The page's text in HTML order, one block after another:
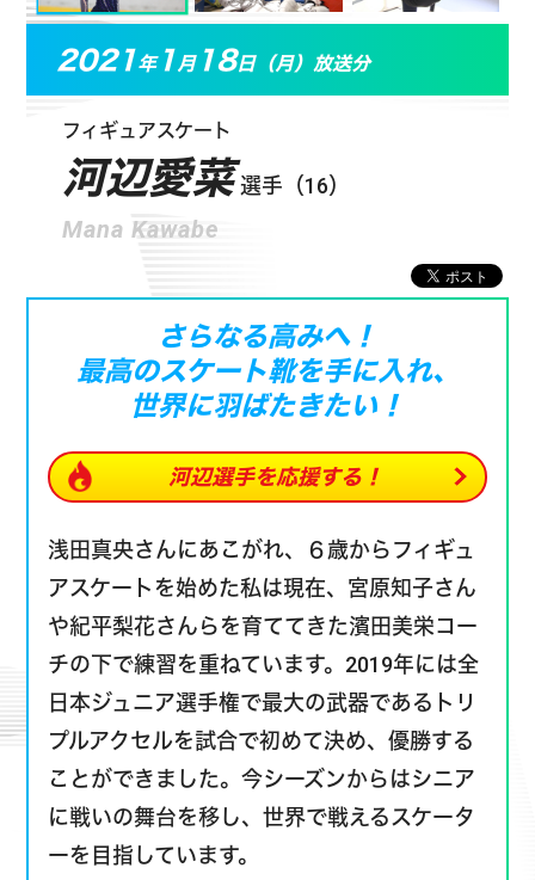
2021年1 月18日（月）放送分
フィギュアスケート
河辺愛菜 選手（16）
Mana Kawabe
さらなる高みへ！
最高のスケート靴を手に入れ、
世界に羽ばたきたい！
河辺選手を応援する！
浅田真央さんにあこがれ、６歳からフィギュ
アスケートを始めた私は現在、宮原知子さん
や紀平梨花さんらを育ててきた濱田美栄コー
チの下で練習を重ねています。2019年には全
日本ジュニア選手権で最大の武器であるトリ
プルアクセルを試合で初めて決め、優勝する
ことができました。今シーズンからはシニア
に戦いの舞台を移し、世界で戦えるスケータ
ーを目指しています。